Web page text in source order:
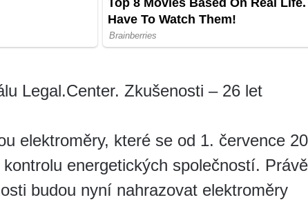
Legal.Center. Zkušenosti – 26 let
elektroměry, které se od 1. července
energetických společností. Právě
budou nyní nahrazovat elektroměry